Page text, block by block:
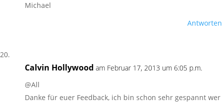
Michael
Antworten
Calvin Hollywood am Februar 17, 2013 um 6:05 p.m.
@All
Danke für euer Feedback, ich bin schon sehr gespannt wer